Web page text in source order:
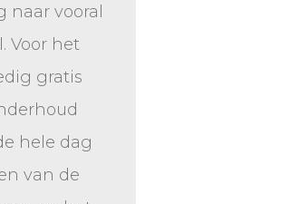
naar vooral
Voor het
gratis
hele dag
van de